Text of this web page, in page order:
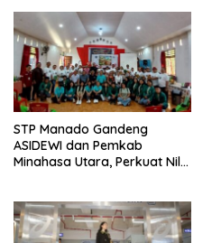
‎STP Manado Gandeng
ASIDEWI dan Pemkab
Minahasa Utara, Perkuat Nilai